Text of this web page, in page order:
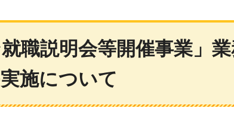
職説明会等開催事業」
施について